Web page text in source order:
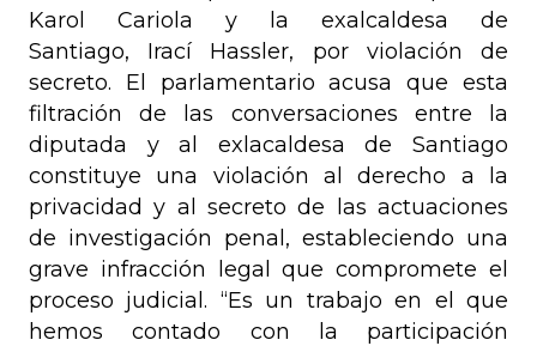
Karol Cariola y la exalcaldesa de
Santiago, Irací Hassler, por violación de
secreto. El parlamentario acusa que esta
filtración de las conversaciones entre la
diputada y al exlacaldesa de Santiago
constituye una violación al derecho a la
privacidad y al secreto de las actuaciones
de investigación penal, estableciendo una
grave infracción legal que compromete el
proceso judicial. “Es un trabajo en el que
hemos contado con la participación